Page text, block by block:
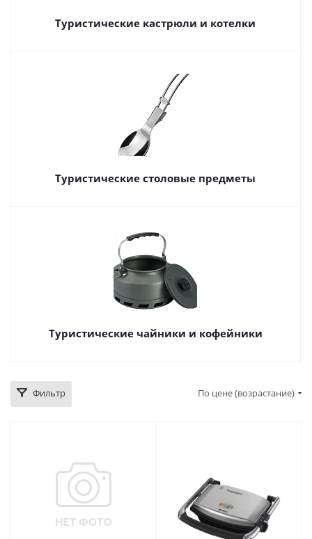
Туристические кастрюли и котелки
Туристические столовые предметы
Туристические чайники и кофейники
Фильтр По цене (возрастание)